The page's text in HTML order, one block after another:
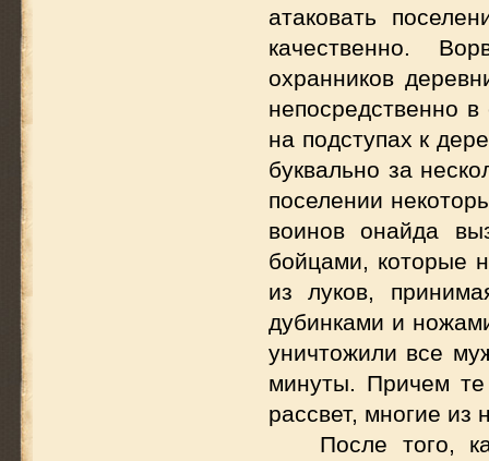
атаковать
качественно.
охранников
непосредственно
на подступах к
буквально за
поселении
воинов онайда
бойцами, которые
из луков,
дубинками и
уничтожили все
минуты. Причем
рассвет, многие из
После того,